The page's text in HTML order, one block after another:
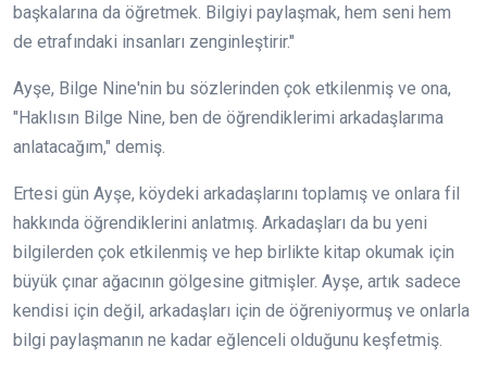
başkalarına da öğretmek. Bilgiyi paylaşmak, hem seni hem
de etrafındaki insanları zenginleştirir."
Ayşe, Bilge Nine'nin bu sözlerinden çok etkilenmiş ve ona,
"Haklısın Bilge Nine, ben de öğrendiklerimi arkadaşlarıma
anlatacağım," demiş.
Ertesi gün Ayşe, köydeki arkadaşlarını toplamış ve onlara fil
hakkında öğrendiklerini anlatmış. Arkadaşları da bu yeni
bilgilerden çok etkilenmiş ve hep birlikte kitap okumak için
büyük çınar ağacının gölgesine gitmişler. Ayşe, artık sadece
kendisi için değil, arkadaşları için de öğreniyormuş ve onlarla
bilgi paylaşmanın ne kadar eğlenceli olduğunu keşfetmiş.